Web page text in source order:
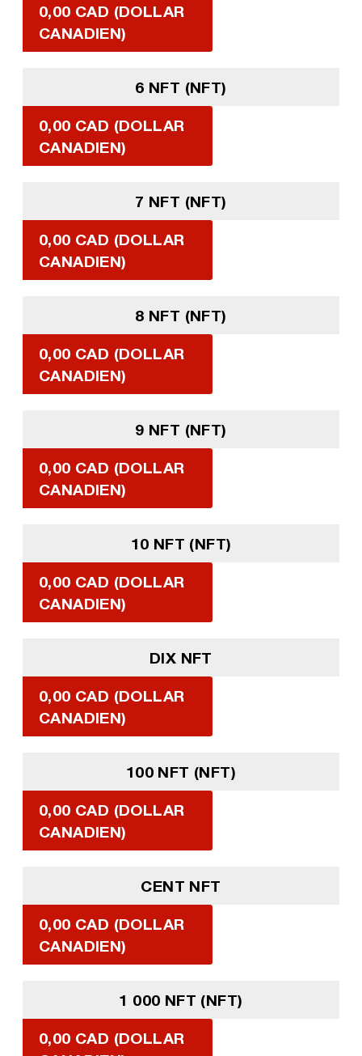
0,00 CAD (DOLLAR
CANADIEN)
6 NFT (NFT)
0,00 CAD (DOLLAR
CANADIEN)
7 NFT (NFT)
0,00 CAD (DOLLAR
CANADIEN)
8 NFT (NFT)
0,00 CAD (DOLLAR
CANADIEN)
9 NFT (NFT)
0,00 CAD (DOLLAR
CANADIEN)
10 NFT (NFT)
0,00 CAD (DOLLAR
CANADIEN)
DIX NFT
0,00 CAD (DOLLAR
CANADIEN)
100 NFT (NFT)
0,00 CAD (DOLLAR
CANADIEN)
CENT NFT
0,00 CAD (DOLLAR
CANADIEN)
1 000 NFT (NFT)
0,00 CAD (DOLLAR